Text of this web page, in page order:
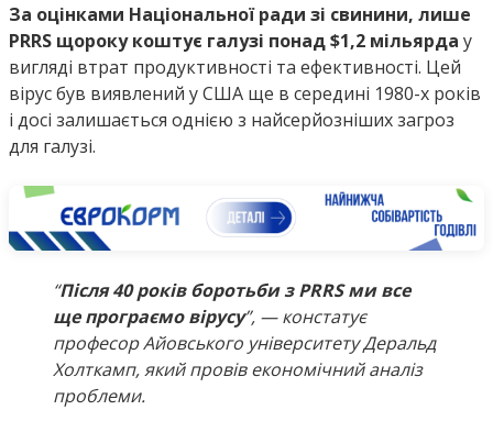
За оцінками Національної ради зі свинини, лише
PRRS щороку коштує галузі понад $1,2 мільярда у
вигляді втрат продуктивності та ефективності. Цей
вірус був виявлений у США ще в середині 1980-х років
і досі залишається однією з найсерйозніших загроз
для галузі.
“Після 40 років боротьби з PRRS ми все
ще програємо вірусу”, — констатує
професор Айовського університету Деральд
Холткамп, який провів економічний аналіз
проблеми.